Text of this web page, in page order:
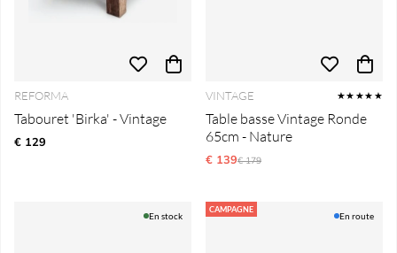
REFORMA
Tabouret 'Birka' - Vintage
€ 129
VINTAGE ★★★★★
Table basse Vintage Ronde
65cm - Nature
€ 139Prix régulier:
€ 179
En stock
CAMPAGNE
En route